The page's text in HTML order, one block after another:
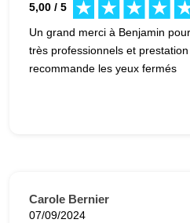
5,00 / 5
Un grand merci à Benjamin
très professionnels et
recommande les yeux fermés
Carole Bernier
07/09/2024